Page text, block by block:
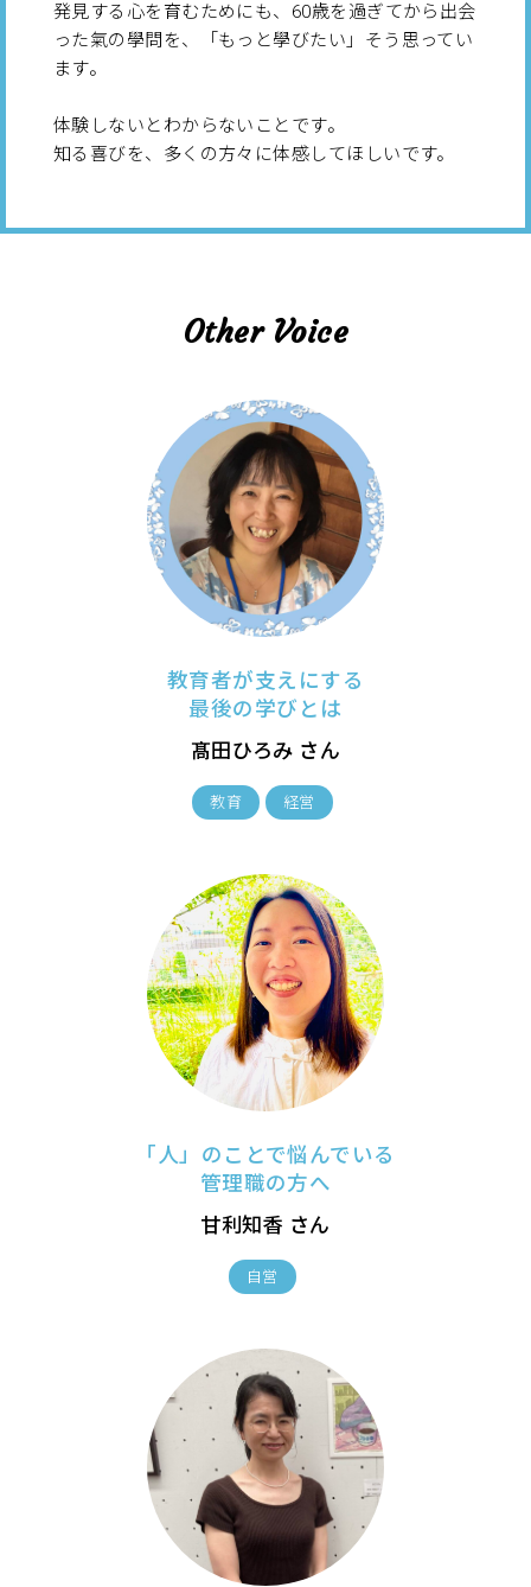
発見する心を育むためにも、60歳を過ぎてから出会
った氣の學問を、「もっと學びたい」そう思ってい
ます。
体験しないとわからないことです。
知る喜びを、多くの方々に体感してほしいです。
Other Voice
教育者が支えにする
最後の学びとは
髙田ひろみ さん
教育 経営
「人」のことで悩んでいる
管理職の方へ
甘利知香 さん
自営